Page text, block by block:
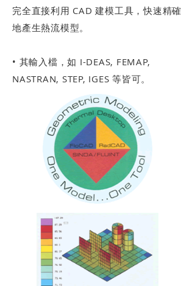
完全直接利用 CAD 建模工具，快速精確
地產生熱流模型。
• 其輸入檔，如 I-DEAS, FEMAP,
NASTRAN, STEP, IGES 等皆可。